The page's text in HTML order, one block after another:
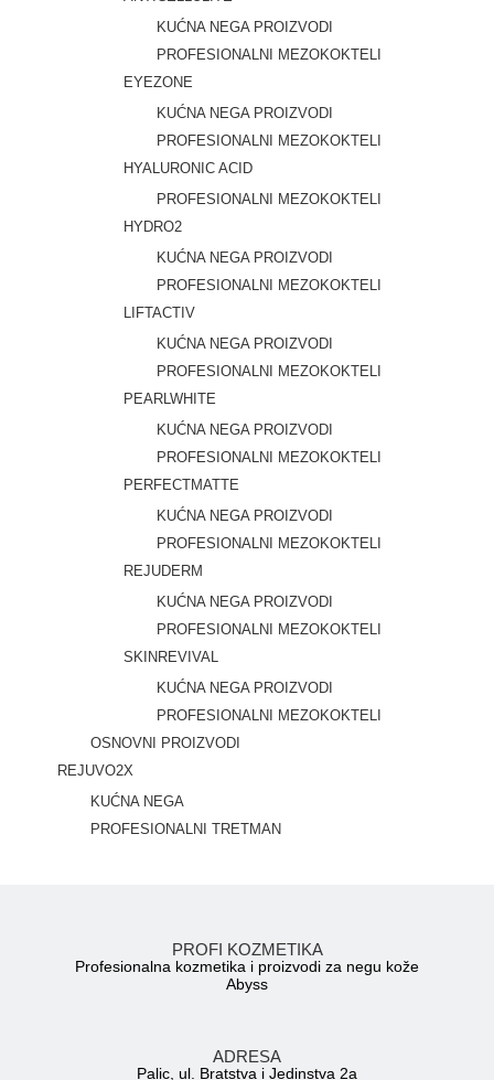
KUĆNA NEGA PROIZVODI
PROFESIONALNI MEZOKOKTELI
EYEZONE
KUĆNA NEGA PROIZVODI
PROFESIONALNI MEZOKOKTELI
HYALURONIC ACID
PROFESIONALNI MEZOKOKTELI
HYDRO2
KUĆNA NEGA PROIZVODI
PROFESIONALNI MEZOKOKTELI
LIFTACTIV
KUĆNA NEGA PROIZVODI
PROFESIONALNI MEZOKOKTELI
PEARLWHITE
KUĆNA NEGA PROIZVODI
PROFESIONALNI MEZOKOKTELI
PERFECTMATTE
KUĆNA NEGA PROIZVODI
PROFESIONALNI MEZOKOKTELI
REJUDERM
KUĆNA NEGA PROIZVODI
PROFESIONALNI MEZOKOKTELI
SKINREVIVAL
KUĆNA NEGA PROIZVODI
PROFESIONALNI MEZOKOKTELI
OSNOVNI PROIZVODI
REJUVO2X
KUĆNA NEGA
PROFESIONALNI TRETMAN
PROFI KOZMETIKA
Profesionalna kozmetika i proizvodi za negu kože
Abyss
ADRESA
Palic, ul. Bratstva i Jedinstva 2a